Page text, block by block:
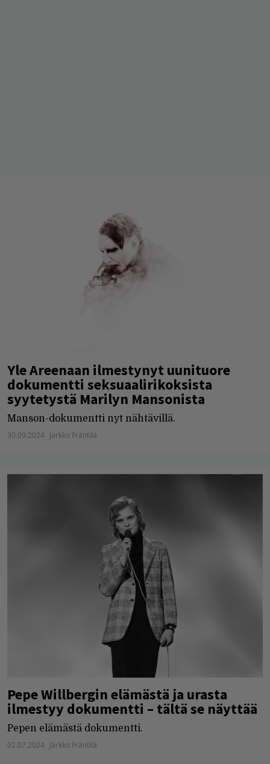
Yle Areenaan ilmestynyt uunituore
dokumentti seksuaalirikoksista
syytetystä Marilyn Mansonista
Manson-dokumentti nyt nähtävillä.
30.09.2024 Jarkko Fräntilä
Pepe Willbergin elämästä ja urasta
ilmestyy dokumentti – tältä se näyttää
Pepen elämästä dokumentti.
02.07.2024 Jarkko Fräntilä